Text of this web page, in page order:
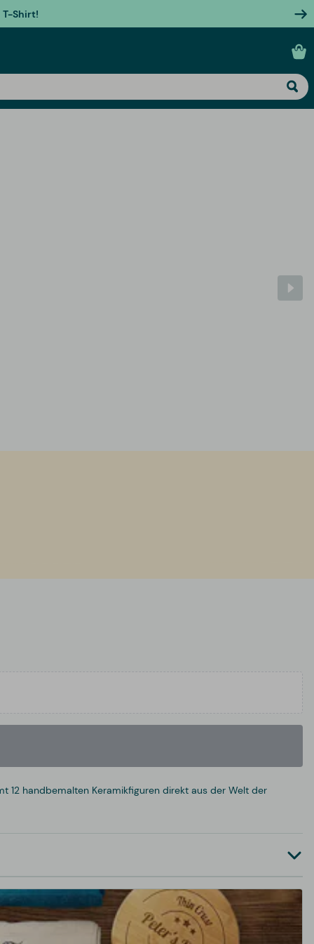
T-Shirt!
12 handbemalten Keramikfiguren direkt aus der Welt der